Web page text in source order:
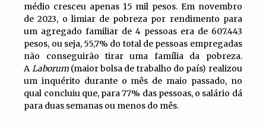
médio cresceu apenas 15 mil pesos. Em novembro
de 2023, o limiar de pobreza por rendimento para
um agregado familiar de 4 pessoas era de 607.443
pesos, ou seja, 55,7% do total de pessoas empregadas
não conseguirão tirar uma família da pobreza.
A Laborum(maior bolsa de trabalho do país) realizou
um inquérito durante o mês de maio passado, no
qual concluiu que, para 77% das pessoas, o salário dá
para duas semanas ou menos do mês.